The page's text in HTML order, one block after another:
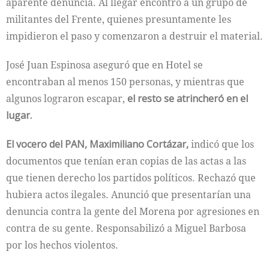
militantes del Frente, quienes presuntamente les
impidieron el paso y comenzaron a destruir el material.
José Juan Espinosa aseguró que en Hotel se
encontraban al menos 150 personas, y mientras que
algunos lograron escapar, el resto se atrincheró en el
lugar.
El vocero del PAN, Maximiliano Cortázar,indicó que los
documentos que tenían eran copias de las actas a las
que tienen derecho los partidos políticos. Rechazó que
hubiera actos ilegales. Anunció que presentarían una
denuncia contra la gente del Morena por agresiones en
contra de su gente. Responsabilizó a Miguel Barbosa
por los hechos violentos.